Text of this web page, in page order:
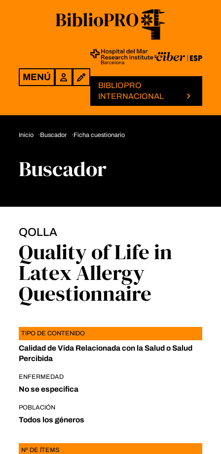
MENÚ Login
BIBLIOPRO
INTERNACIONAL
Inicio Buscador Ficha cuestionario
Buscador
QOLLA
Quality of Life in
Latex Allergy
Questionnaire
TIPO DE CONTENIDO
Calidad de Vida Relacionada con la Salud o Salud
Percibida
ENFERMEDAD
No se especifica
POBLACIÓN
Todos los géneros
Nº DE ÍTEMS